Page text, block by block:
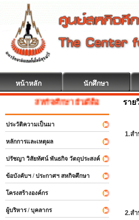
หน้าหลัก นักศึกษา
สหกิจศึกษา ยินดีต้อนรับ
ประวัติความเป็นมา
หลักการและเหตุผล
ปรัชญา วิสัยทัศน์ พันธกิจ วัตถุประสงค์
ข้อบังคับฯ / ประกาศฯ สหกิจศึกษา
โครงสร้างองค์กร
ผู้บริหาร / บุคลากร
ราย
1.ส
2.ส